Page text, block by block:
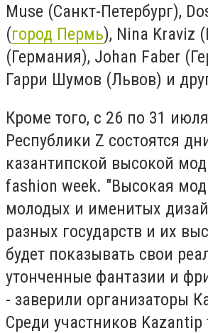
Muse (Санкт-Петербург),
(город Пермь), Nina Kraviz
(Германия), Johan Faber
Гарри Шумов (Львов) и
Кроме того, с 26 по 31
Республики Z состоятся
казантипской высокой
fashion week. "Высокая
молодых и именитых
разных государств и их
будет показывать свои
утонченные фантазии и
- заверили организаторы
Среди участников